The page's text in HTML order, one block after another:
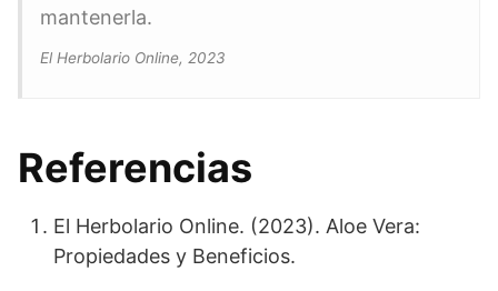
mantenerla.
El Herbolario Online, 2023
Referencias
El Herbolario Online. (2023). Aloe Vera:
Propiedades y Beneficios.